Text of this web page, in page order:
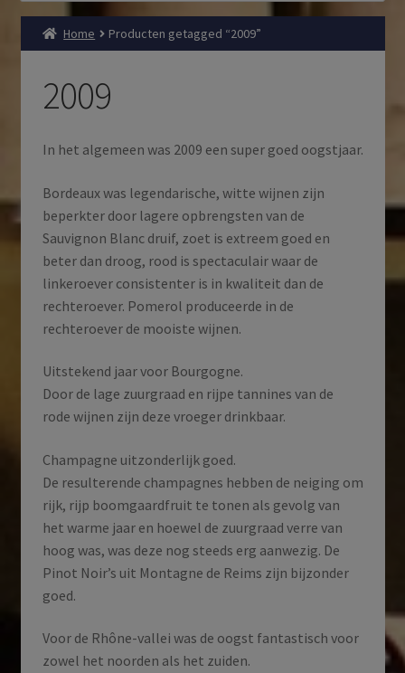
Home Producten getagged “2009”
2009
In het algemeen was 2009 een super goed oogstjaar.
Bordeaux was legendarische, witte wijnen zijn
beperkter door lagere opbrengsten van de
Sauvignon Blanc druif, zoet is extreem goed en
beter dan droog, rood is spectaculair waar de
linkeroever consistenter is in kwaliteit dan de
rechteroever. Pomerol produceerde in de
rechteroever de mooiste wijnen.
Uitstekend jaar voor Bourgogne.
Door de lage zuurgraad en rijpe tannines van de
rode wijnen zijn deze vroeger drinkbaar.
Champagne uitzonderlijk goed.
De resulterende champagnes hebben de neiging om
rijk, rijp boomgaardfruit te tonen als gevolg van
het warme jaar en hoewel de zuurgraad verre van
hoog was, was deze nog steeds erg aanwezig. De
Pinot Noir’s uit Montagne de Reims zijn bijzonder
goed.
Voor de Rhône-vallei was de oogst fantastisch voor
zowel het noorden als het zuiden.